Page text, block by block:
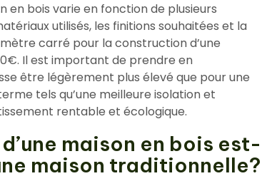
en bois varie en fonction de plusieurs
utilisés, les finitions souhaitées et la
carré pour la construction d’une
Il est important de prendre en
être légèrement plus élevé que pour une
tels qu’une meilleure isolation et
rentable et écologique.
maison en bois est-
maison traditionnelle?